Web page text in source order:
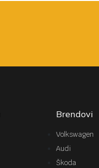
Brendovi
Volkswagen
Audi
Škoda